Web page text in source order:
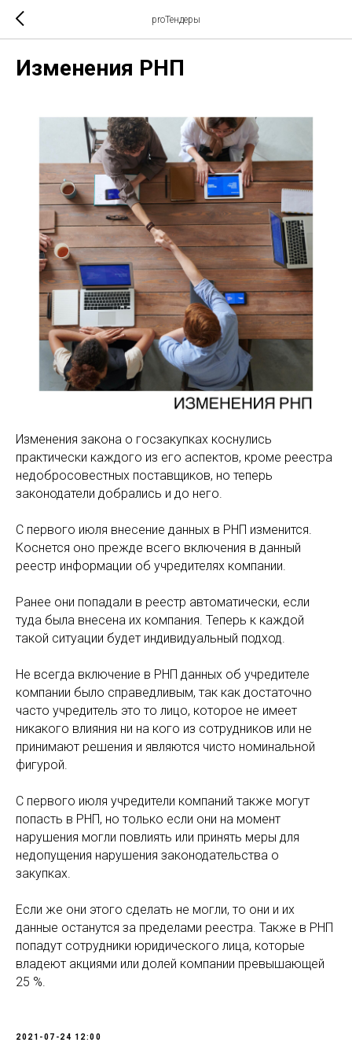
proТендеры
Изменения РНП
Изменения закона о госзакупках коснулись
практически каждого из его аспектов, кроме реестра
недобросовестных поставщиков, но теперь
законодатели добрались и до него.
С первого июля внесение данных в РНП изменится.
Коснется оно прежде всего включения в данный
реестр информации об учредителях компании.
Ранее они попадали в реестр автоматически, если
туда была внесена их компания. Теперь к каждой
такой ситуации будет индивидуальный подход.
Не всегда включение в РНП данных об учредителе
компании было справедливым, так как достаточно
часто учредитель это то лицо, которое не имеет
никакого влияния ни на кого из сотрудников или не
принимают решения и являются чисто номинальной
фигурой.
С первого июля учредители компаний также могут
попасть в РНП, но только если они на момент
нарушения могли повлиять или принять меры для
недопущения нарушения законодательства о
закупках.
Если же они этого сделать не могли, то они и их
данные останутся за пределами реестра. Также в РНП
попадут сотрудники юридического лица, которые
владеют акциями или долей компании превышающей
25 %.
2021-07-24 12:00